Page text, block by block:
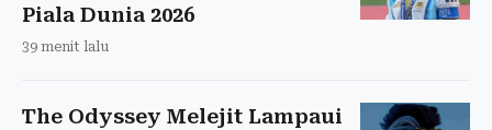
Piala Dunia 2026
39 menit lalu
The Odyssey Melejit Lampaui